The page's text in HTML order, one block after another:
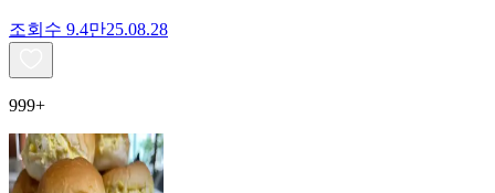
조회수 9.4만25.08.28
999+